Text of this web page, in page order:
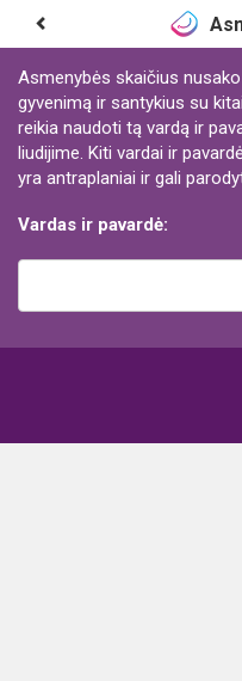
Asmenybės skaičius
gyvenimą ir santykius su
reikia naudoti tą vardą ir
liudijime. Kiti vardai ir
yra antraplaniai ir gali
Vardas ir pavardė: